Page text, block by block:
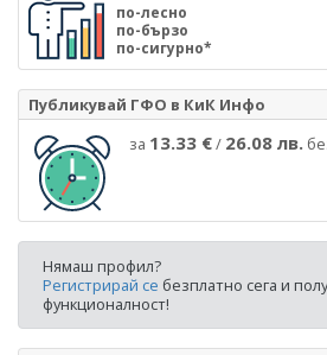
по-лесно
по-бързо
по-сигурно*
Публикувай ГФО в КиК Инфо
за 13.33 €/ 26.08 лв.
Нямаш профил?
Регистрирай се безплатно сега и
функционалност!